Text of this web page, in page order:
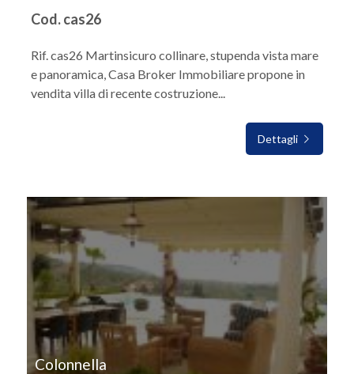
Cod. cas26
Rif. cas26 Martinsicuro collinare, stupenda vista mare
e panoramica, Casa Broker Immobiliare propone in
vendita villa di recente costruzione...
Dettagli
Colonnella